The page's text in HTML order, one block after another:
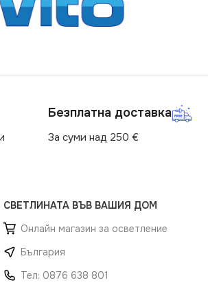
IP20
Безплатна доставка
За суми над 250 €
СВЕТЛИНАТА ВЪВ ВАШИЯ ДОМ
Онлайн магазин за осветление
България
Тел: 0876 638 801